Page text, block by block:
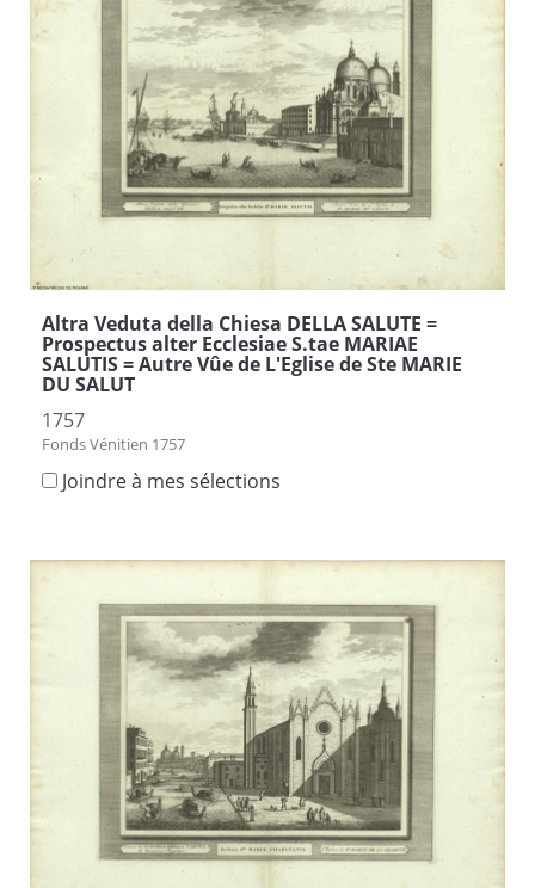
Altra Veduta della Chiesa DELLA SALUTE =
Prospectus alter Ecclesiae S.tae MARIAE
SALUTIS = Autre Vûe de L'Eglise de Ste MARIE
DU SALUT
1757
Fonds Vénitien 1757
Joindre à mes sélections